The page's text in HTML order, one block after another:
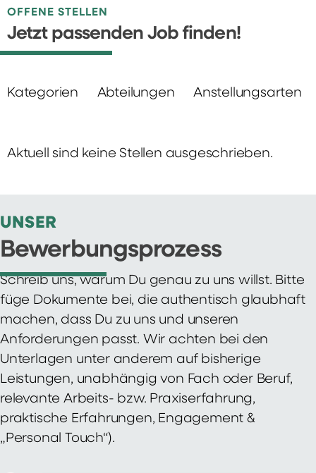
OFFENE STELLEN
Jetzt passenden Job finden!
Kategorien Abteilungen Anstellungsarten
Aktuell sind keine Stellen ausgeschrieben.
UNSER
Bewerbungsprozess
Schreib uns, warum Du genau zu uns willst. Bitte
füge Dokumente bei, die authentisch glaubhaft
machen, dass Du zu uns und unseren
Anforderungen passt. Wir achten bei den
Unterlagen unter anderem auf bisherige
Leistungen, unabhängig von Fach oder Beruf,
relevante Arbeits- bzw. Praxiserfahrung,
praktische Erfahrungen, Engagement &
„Personal Touch“).